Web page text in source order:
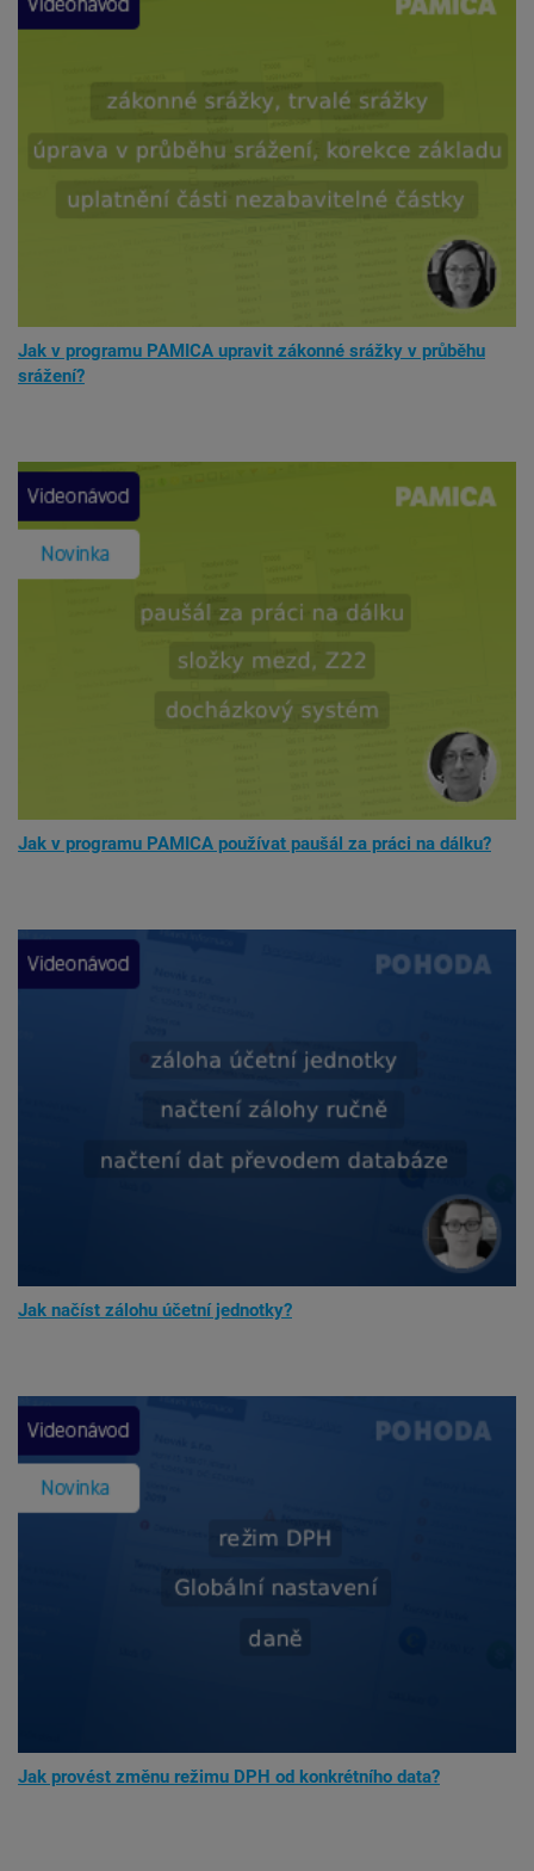
Jak v programu PAMICA upravit zákonné srážky v průběhu
srážení?
Jak v programu PAMICA používat paušál za práci na dálku?
Jak načíst zálohu účetní jednotky?
Jak provést změnu režimu DPH od konkrétního data?